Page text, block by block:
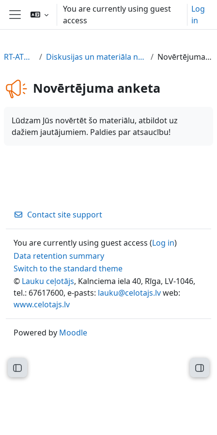
Skip to main content
Side panel
You are currently using guest
access
Log
in
Open course index
RT-ATUZ-LV Diskusijas un materiāla novērtējums Novērtējuma anketa
Novērtējuma anketa
Lūdzam Jūs novērtēt šo materiālu, atbildot uz
dažiem jautājumiem. Paldies par atsaucību!
Contact site support
You are currently using guest access (Log in)
Data retention summary
Switch to the standard theme
© Lauku ceļotājs, Kalnciema iela 40, Rīga, LV-1046,
tel.: 67617600, e-pasts: lauku@celotajs.lvweb:
www.celotajs.lv
Powered by Moodle